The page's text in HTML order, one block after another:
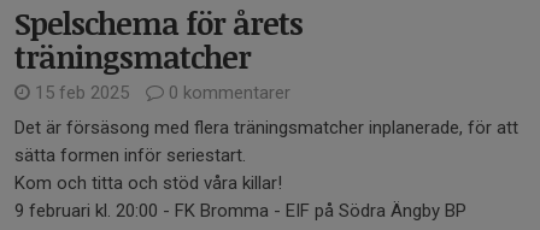
Spelschema för årets
träningsmatcher
15 feb 2025
0 kommentarer
Det är försäsong med flera träningsmatcher inplanerade, för att
sätta formen inför seriestart.
Kom och titta och stöd våra killar!
9 februari kl. 20:00 - FK Bromma - EIF på Södra Ängby BP